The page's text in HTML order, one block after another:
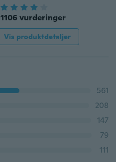
1106 vurderinger
Vis produktdetaljer
561
208
147
79
111